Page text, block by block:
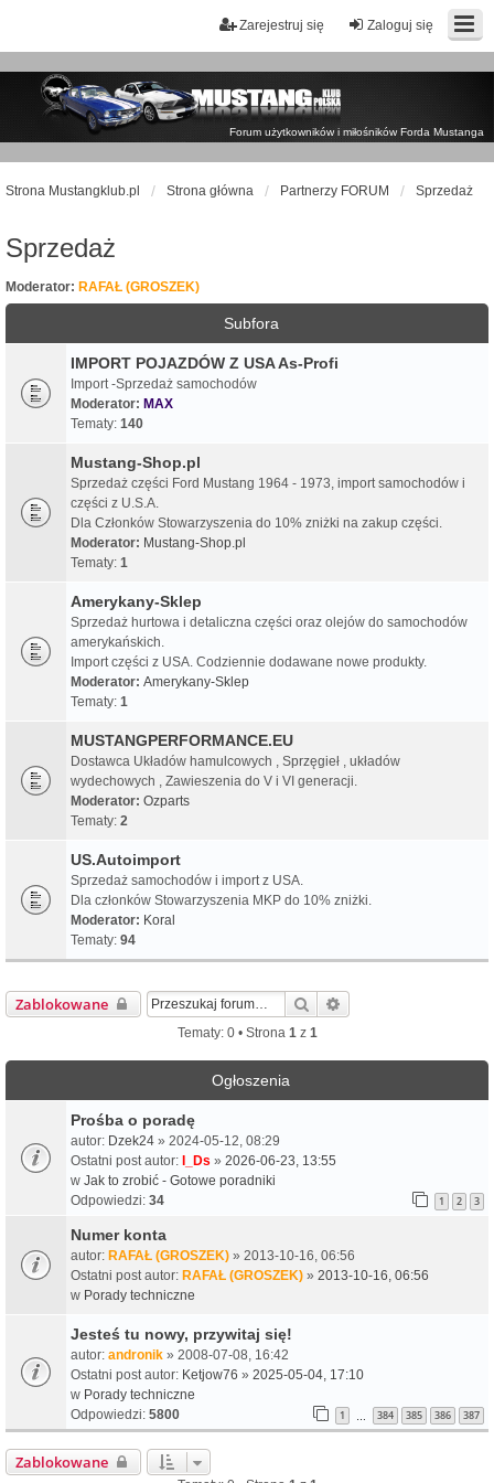
Zaloguj się
Zarejestruj się
Forum użytkowników i miłośników Forda Mustanga
Strona Mustangklub.pl Strona główna Partnerzy FORUM Sprzedaż
Sprzedaż
Moderator: RAFAŁ (GROSZEK)
Subfora
IMPORT POJAZDÓW Z USA As-Profi
Import -Sprzedaż samochodów
Moderator: MAX
Tematy: 140
Mustang-Shop.pl
Sprzedaż części Ford Mustang 1964 - 1973, import samochodów i
części z U.S.A.
Dla Członków Stowarzyszenia do 10% zniżki na zakup części.
Moderator: Mustang-Shop.pl
Tematy: 1
Amerykany-Sklep
Sprzedaż hurtowa i detaliczna części oraz olejów do samochodów
amerykańskich.
Import części z USA. Codziennie dodawane nowe produkty.
Moderator: Amerykany-Sklep
Tematy: 1
MUSTANGPERFORMANCE.EU
Dostawca Układów hamulcowych , Sprzęgieł , układów
wydechowych , Zawieszenia do V i VI generacji.
Moderator: Ozparts
Tematy: 2
US.Autoimport
Sprzedaż samochodów i import z USA.
Dla członków Stowarzyszenia MKP do 10% zniżki.
Moderator: Koral
Tematy: 94
Zablokowane Szukaj
Tematy: 0 • Strona 1z 1
Ogłoszenia
Prośba o poradę
autor: Dzek24 » 2024-05-12, 08:29
Ostatni post autor: I_Ds » 2026-06-23, 13:55
w Jak to zrobić - Gotowe poradniki
Odpowiedzi: 34 1 2 3
Numer konta
autor: RAFAŁ (GROSZEK) » 2013-10-16, 06:56
Ostatni post autor: RAFAŁ (GROSZEK) » 2013-10-16, 06:56
w Porady techniczne
Jesteś tu nowy, przywitaj się!
autor: andronik » 2008-07-08, 16:42
Ostatni post autor: Ketjow76 » 2025-05-04, 17:10
w Porady techniczne
Odpowiedzi: 5800 1 384 385 386 387
Zablokowane